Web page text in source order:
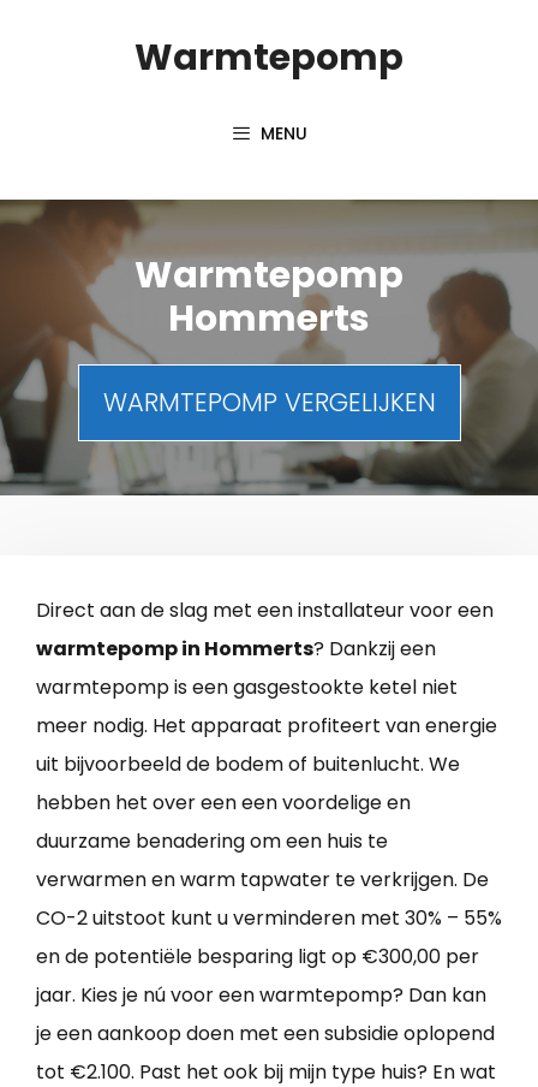
Warmtepomp
MENU
Warmtepomp
Hommerts
WARMTEPOMP VERGELIJKEN
Direct aan de slag met een installateur voor een
warmtepomp in Hommerts? Dankzij een
warmtepomp is een gasgestookte ketel niet
meer nodig. Het apparaat profiteert van energie
uit bijvoorbeeld de bodem of buitenlucht. We
hebben het over een een voordelige en
duurzame benadering om een huis te
verwarmen en warm tapwater te verkrijgen. De
CO-2 uitstoot kunt u verminderen met 30% – 55%
en de potentiële besparing ligt op €300,00 per
jaar. Kies je nú voor een warmtepomp? Dan kan
je een aankoop doen met een subsidie oplopend
tot €2.100. Past het ook bij mijn type huis? En wat